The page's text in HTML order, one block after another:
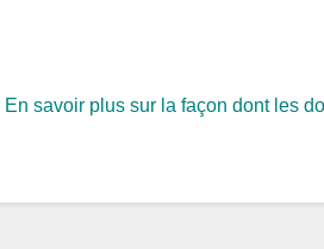
En savoir plus sur la façon dont les